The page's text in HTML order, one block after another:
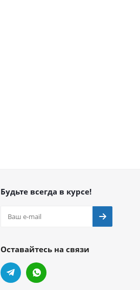
Будьте всегда в курсе!
Оставайтесь на связи